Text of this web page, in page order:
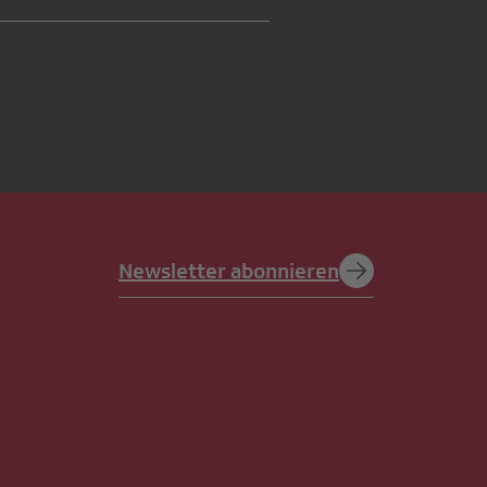
Newsletter abonnieren